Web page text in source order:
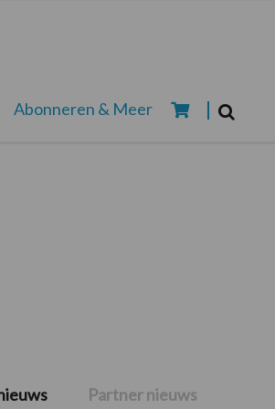
Abonneren & Meer
Partner nieuws